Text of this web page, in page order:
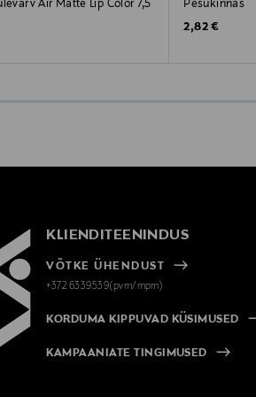
Air Matte Lip Color 7,5
Pesukinnas
Original Price
2,82 €
KLIENDITEENINDUS
VÕTKE ÜHENDUST
+372 6339539(pvm/mpm)
KORDUMA KIPPUVAD KÜSIMUSED
KAMPAANIATE TINGIMUSED